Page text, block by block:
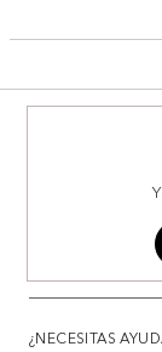
¿NECESITAS